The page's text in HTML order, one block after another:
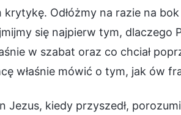
krytykę. Odłóżmy na razie na
się najpierw tym, dlaczego
w szabat oraz co chciał
właśnie mówić o tym, jak ów
Jezus, kiedy przyszedł,